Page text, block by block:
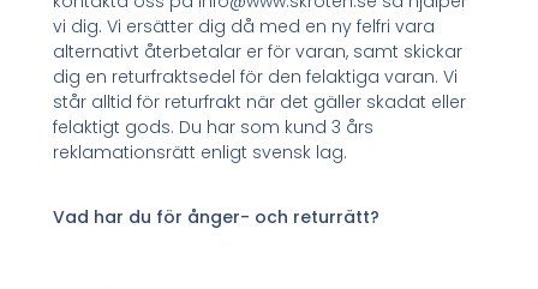
vi dig. Vi ersätter dig då med en ny felfri vara
alternativt återbetalar er för varan, samt skickar
dig en returfraktsedel för den felaktiga varan. Vi
står alltid för returfrakt när det gäller skadat eller
felaktigt gods. Du har som kund 3 års
reklamationsrätt enligt svensk lag.
Vad har du för ånger- och returrätt?